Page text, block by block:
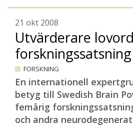
21 okt 2008
Utvärderare
forskningssatsning
FORSKNING
En internationell
betyg till Swedish Brain
femårig
och andra